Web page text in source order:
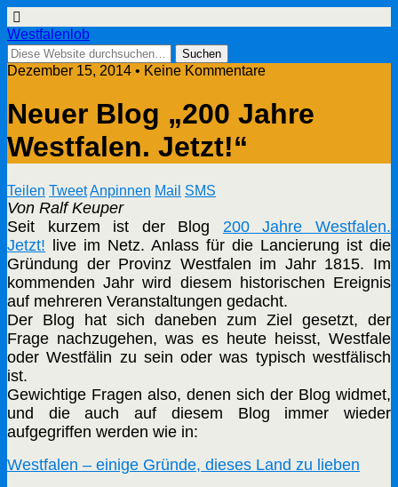
Westfalenlob
Dezember 15, 2014 • Keine Kommentare
Neuer Blog „200 Jahre
Westfalen. Jetzt!“
Teilen TweetAnpinnen Mail SMS
Von Ralf Keuper
Seit kurzem ist der Blog 200 Jahre Westfalen.
Jetzt! live im Netz. Anlass für die Lancierung ist die
Gründung der Provinz Westfalen im Jahr 1815. Im
kommenden Jahr wird diesem historischen Ereignis
auf mehreren Veranstaltungen gedacht.
Der Blog hat sich daneben zum Ziel gesetzt, der
Frage nachzugehen, was es heute heisst, Westfale
oder Westfälin zu sein oder was typisch westfälisch
ist.
Gewichtige Fragen also, denen sich der Blog widmet,
und die auch auf diesem Blog immer wieder
aufgegriffen werden wie in:
Westfalen – einige Gründe, dieses Land zu lieben